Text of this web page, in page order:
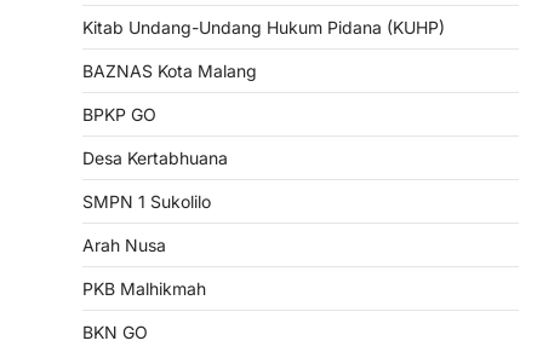
Kitab Undang-Undang Hukum Pidana (KUHP)
BAZNAS Kota Malang
BPKP GO
Desa Kertabhuana
SMPN 1 Sukolilo
Arah Nusa
PKB Malhikmah
BKN GO